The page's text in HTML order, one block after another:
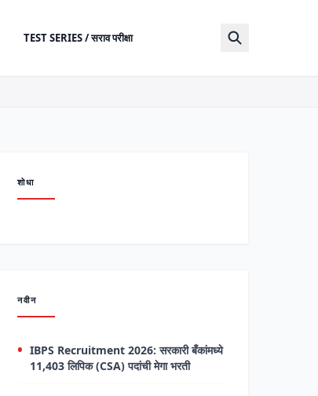
TEST SERIES / सराव परीक्षा
शोधा
नवीन
IBPS Recruitment 2026: सरकारी बँकांमध्ये
11,403 लिपिक (CSA) पदांची मेगा भरती